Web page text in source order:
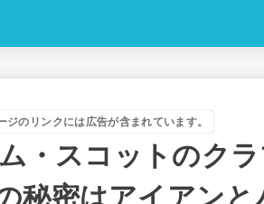
ジのリンクには広告が含まれています。
・スコットのク
秘密はアイアンと